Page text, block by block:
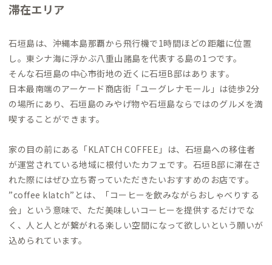
滞在エリア
石垣島は、沖縄本島那覇から飛行機で1時間ほどの距離に位置
し。東シナ海に浮かぶ八重山諸島を代表する島の1つです。
そんな石垣島の中心市街地の近くに石垣B邸はあります。
日本最南端のアーケード商店街「ユーグレナモール」は徒歩2分
の場所にあり、石垣島のみやげ物や石垣島ならではのグルメを満
喫することができます。
家の目の前にある「KLATCH COFFEE」は、石垣島への移住者
が運営されている地域に根付いたカフェです。石垣B邸に滞在さ
れた際にはぜひ立ち寄っていただきたいおすすめのお店です。
”coffee klatch”とは、「コーヒーを飲みながらおしゃべりする
会」という意味で、ただ美味しいコーヒーを提供するだけでな
く、人と人とが繋がれる楽しい空間になって欲しいという願いが
込められています。